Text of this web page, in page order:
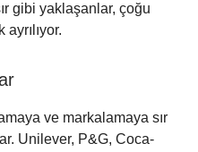
gibi yaklaşanlar, çoğu
ve markalamaya sır
Unilever, P&G, Coca-